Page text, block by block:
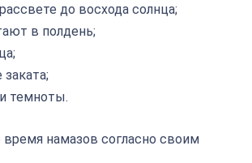
до восхода солнца;
в полдень;
темноты.
намазов согласно своим